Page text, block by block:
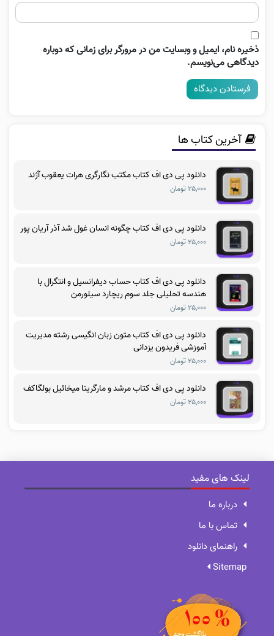
ذخیره نام، ایمیل و وبسایت من در مرورگر برای زمانی که دوباره
دیدگاهی می‌نویسم.
آخرین کتاب ها
دانلود پی دی اف کتاب مکتب نگارگری هرات یعقوب آژند
۲۵,۰۰۰ تومان
دانلود پی دی اف کتاب چگونه انسان غول شد آذر آریان پور
۲۵,۰۰۰ تومان
دانلود پی دی اف کتاب حساب دیفرانسیل و انتگرال با
هندسه تحلیلی جلد سوم ریچارد سیلورمن
۲۵,۰۰۰ تومان
دانلود پی دی اف کتاب متون زبان انگیسی رشته مدیریت
آموزشی فریدون یزدانی
۲۵,۰۰۰ تومان
دانلود پی دی اف کتاب مرشد و مارگریتا میخائیل بولگاکف
۲۵,۰۰۰ تومان
لینک های مفید
درباره ما
تماس با ما
راهنمای دانلود
Sitemap